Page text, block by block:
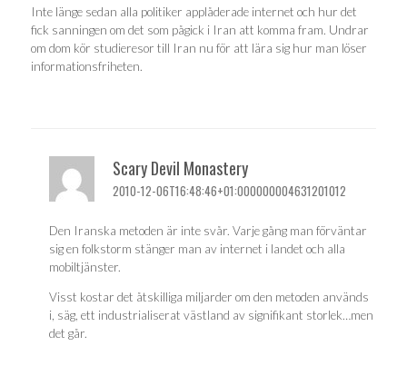
Inte länge sedan alla politiker applåderade internet och hur det
fick sanningen om det som pågick i Iran att komma fram. Undrar
om dom kör studieresor till Iran nu för att lära sig hur man löser
informationsfriheten.
Scary Devil Monastery
2010-12-06T16:48:46+01:000000004631201012
Den Iranska metoden är inte svår. Varje gång man förväntar
sig en folkstorm stänger man av internet i landet och alla
mobiltjänster.
Visst kostar det åtskilliga miljarder om den metoden används
i, säg, ett industrialiserat västland av signifikant storlek…men
det går.